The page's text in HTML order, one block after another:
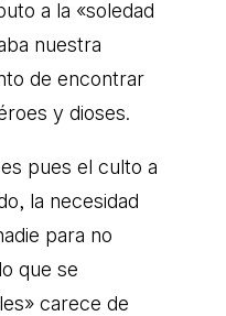
a la «soledad
nuestra
de encontrar
y dioses.
es pues el culto a
la necesidad
para no
que se
carece de